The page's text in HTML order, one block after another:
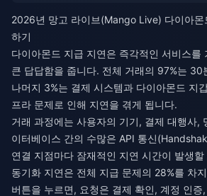
2026년 망고 라이브(Mango Live) 다이아몬
하기
다이아몬드 지급 지연은 즉각적인 서비스를
큰 답답함을 줍니다. 전체 거래의 97%는 30
나머지 3%는 결제 시스템과 다이아몬드 지
프라 문제로 인해 지연을 겪게 됩니다.
거래 과정에는 사용자의 기기, 결제 대행사,
이터베이스 간의 수많은 API 통신
연결 지점마다 잠재적인 지연 시간이 발생
동기화 지연은 전체 지급 문제의 28%를 차
버튼을 누르면, 요청은 결제 확인, 계정 인증